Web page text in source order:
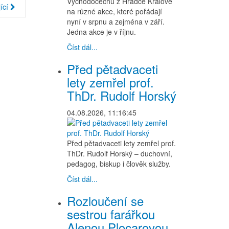
na různé akce, které pořádají
nyní v srpnu a zejména v září.
Jedna akce je v říjnu.
Číst dál...
Před pětadvaceti
lety zemřel prof.
ThDr. Rudolf Horský
04.08.2026, 11:16:45
Před pětadvaceti lety zemřel prof.
ThDr. Rudolf Horský – duchovní,
pedagog, biskup i člověk služby.
Číst dál...
Rozloučení se
sestrou farářkou